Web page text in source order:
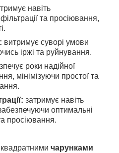
навіть
та просіювання,
витримує суворі умови
іржі та руйнування.
роки надійної
мінімізуючи простої та
затримує навіть
оптимальні
просіювання.
квадратними чарунками